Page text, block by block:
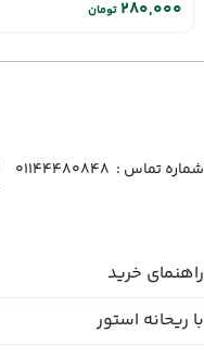
تومان
شماره تماس :‌ ۰۱۱۴۴۴۸۰۸۴۸
راهنمای خرید
با ریحانه استور